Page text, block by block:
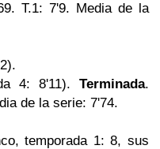
T.1: 7'9. Media de la
4: 8'11). Terminada.
de la serie: 7'74.
temporada 1: 8, sus